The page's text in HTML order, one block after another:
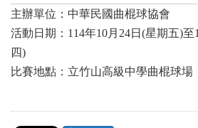
主辦單位：中華民國曲棍球協會
活動日期：114年10月24日(星期五)至
四)
比賽地點：立竹山高級中學曲棍球場